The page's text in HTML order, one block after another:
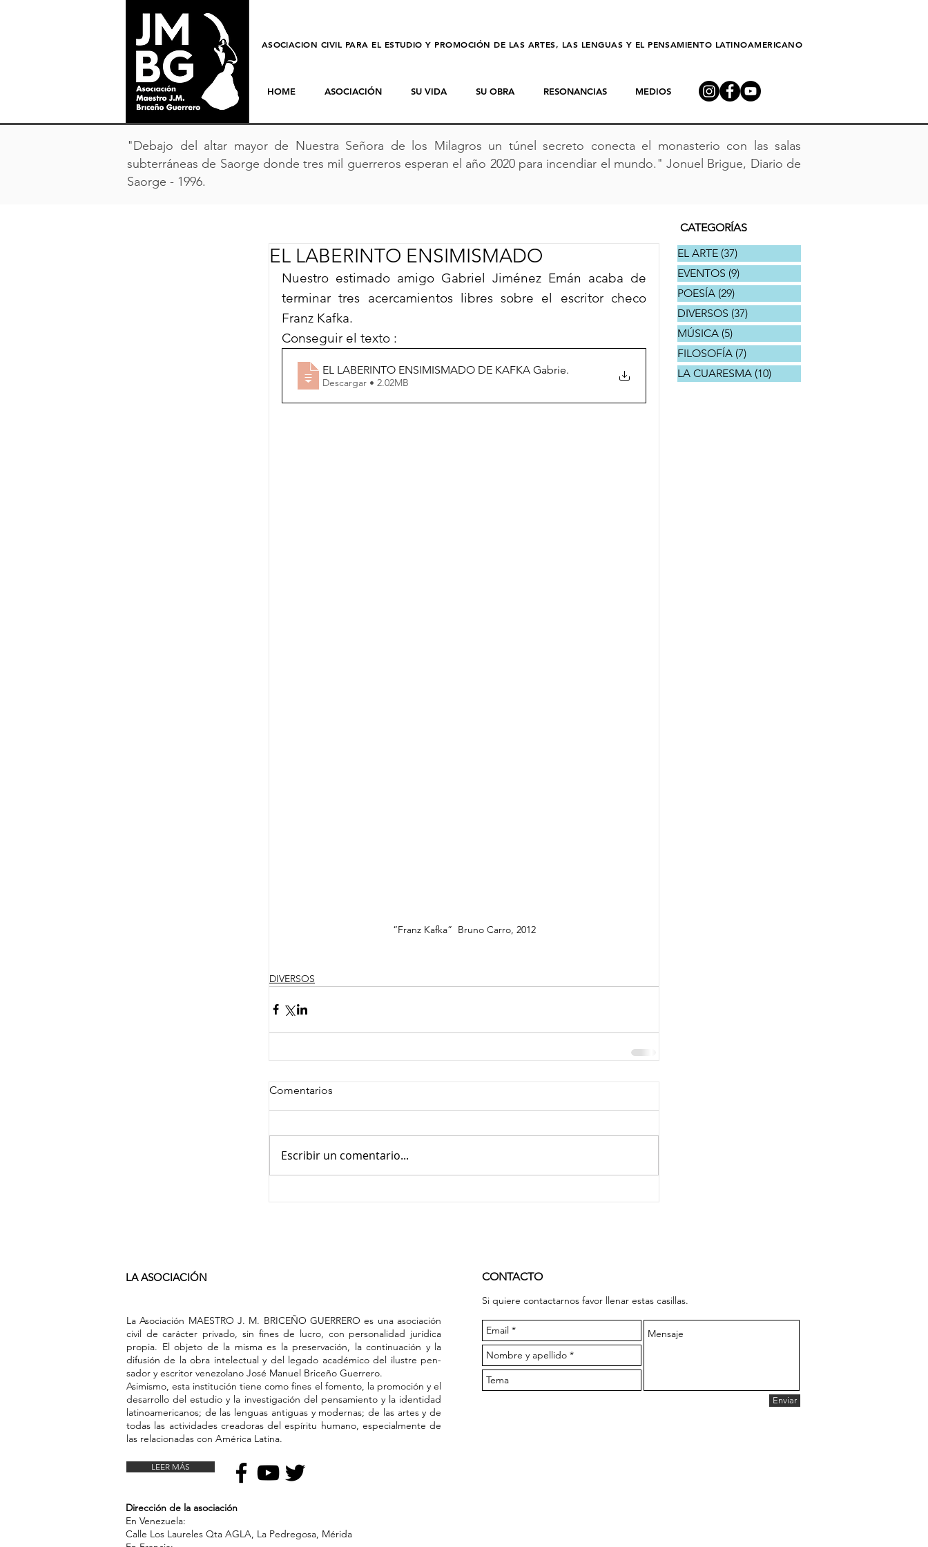
ASOCIACION CIVIL PARA EL ESTUDIO Y PROMOCIÓN DE LAS ARTES, LAS LENGUAS Y EL PENSAMIENTO LATINOAMERICANO
HOME ASOCIACIÓN SU VIDA SU OBRA RESONANCIAS MEDIOS
"Debajo del altar mayor de Nuestra Señora de los Milagros un túnel secreto conecta el monasterio con las salas
subterráneas de Saorge donde tres mil guerreros esperan el año 2020 para incendiar el mundo." Jonuel Brigue, Diario de
Saorge - 1996.
EL LABERINTO ENSIMISMADO
Nuestro estimado amigo Gabriel Jiménez Emán acaba de
terminar tres acercamientos libres sobre el escritor checo
Franz Kafka.
Conseguir el texto :
EL LABERINTO ENSIMISMADO DE KAFKA Gabrie.
Descargar • 2.02MB
“Franz Kafka”  Bruno Carro, 2012
DIVERSOS
Comentarios
Escribir un comentario...
CATEGORÍAS
EL ARTE (37)
EVENTOS (9)
POESÍA (29)
DIVERSOS (37)
MÚSICA (5)
FILOSOFÍA (7)
LA CUARESMA (10)
LA ASOCIACIÓN
La Asociación MAESTRO J. M. BRICEÑO GUERRERO es una asociación
civil de carác­ter privado, sin fines de lucro, con personalidad jurídica
propia. El objeto de la misma es la pre­servación, la continuación y la
difusión de la obra intelectual y del legado académico del ilustre pen­
sador y escritor venezolano José Manuel Briceño Guerrero.
Asimismo, esta institución tiene como fines el fomento, la promoción y el
desarrollo del estudio y la investigación del pensamiento y la identidad
latinoamericanos; de las lenguas anti­guas y modernas; de las artes y de
todas las acti­vidades creadoras del espíritu humano, especial­mente de
las relacionadas con América Latina.
LEER MÁS
Dirección de la asociación
En Venezuela:
Calle Los Laureles Qta AGLA, La Pedregosa, Mérida
CONTACTO
Si quiere contactarnos favor llenar estas casillas.
Enviar